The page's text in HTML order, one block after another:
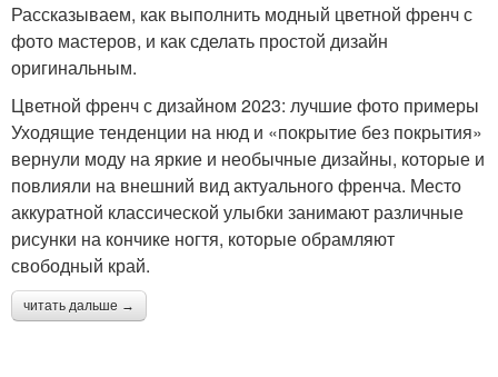
Рассказываем, как выполнить модный цветной френч с
фото мастеров, и как сделать простой дизайн
оригинальным.
Цветной френч с дизайном 2023: лучшие фото примеры
Уходящие тенденции на нюд и «покрытие без покрытия»
вернули моду на яркие и необычные дизайны, которые и
повлияли на внешний вид актуального френча. Место
аккуратной классической улыбки занимают различные
рисунки на кончике ногтя, которые обрамляют
свободный край.
читать дальше →